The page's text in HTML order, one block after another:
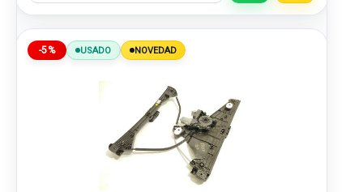
-5% USADO NOVEDAD